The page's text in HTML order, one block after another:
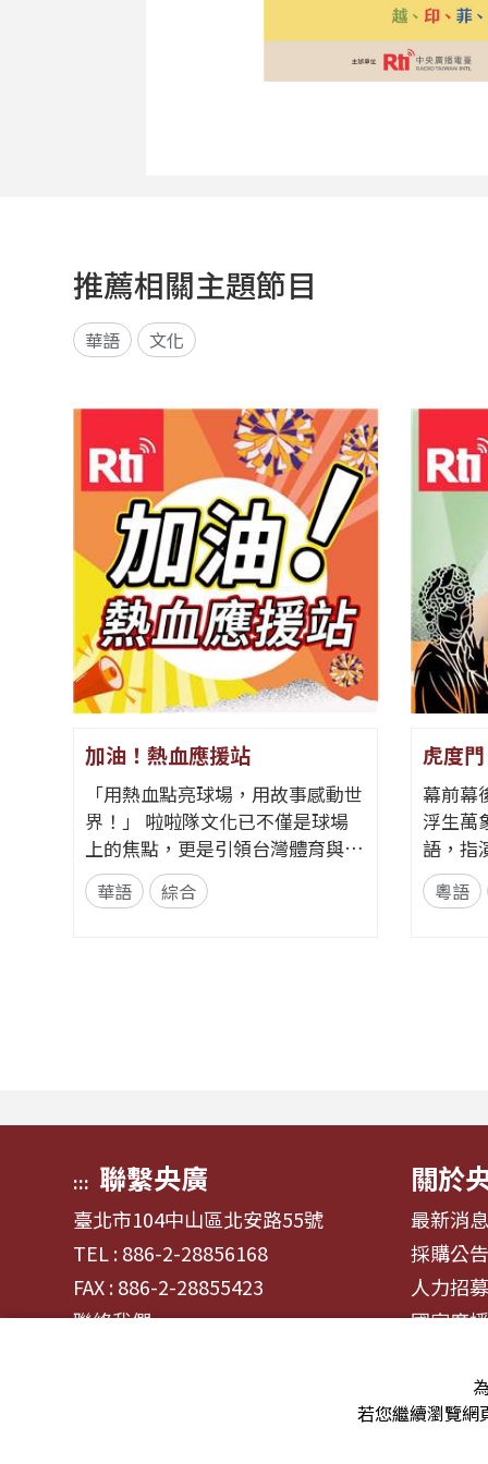
推薦相關主題節目
華語 文化
加油！熱血應援站
「用熱血點亮球場，用故事感動世
界！」 啦啦隊文化已不僅是球場
上的焦點，更是引領台灣體育與娛
樂走向國際的獨特軟實力。全新節
目《加油！熱血應援站》，由香港
華語 綜合
虎度門
幕前幕
浮生萬象。 「虎度
語，指
，跨過
心投入
粵語
::: 聯繫央廣
臺北市104中山區北安路55號
TEL : 886-2-28856168
FAX : 886-2-28855423
聯絡我們
關於
最新消
採購公
人力招
國家廣
若您繼續瀏覽